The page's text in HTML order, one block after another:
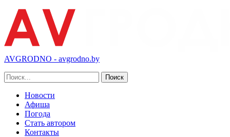
AVGRODNO - avgrodno.by
Новости
Афиша
Погода
Стать автором
Контакты